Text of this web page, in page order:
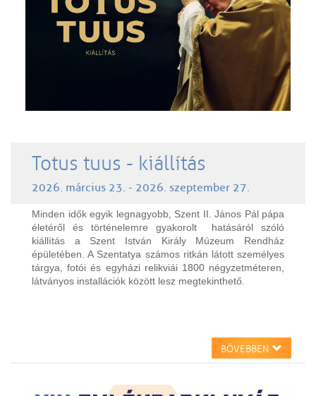
Totus tuus - kiállítás
2026. március 23. - 2026. szeptember 27.
Minden idők egyik legnagyobb, Szent II. János Pál pápa
életéről és történelemre gyakorolt hatásáról szóló
kiállítás a Szent István Király Múzeum Rendház
épületében. A Szentatya számos ritkán látott személyes
tárgya, fotói és egyházi relikviái 1800 négyzetméteren,
látványos installációk között lesz megtekinthető.
BŐVEBBEN